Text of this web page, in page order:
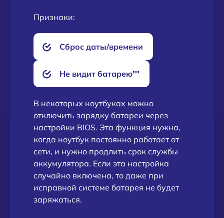
Признаки:
Сброс даты/времени
Не видит батарею""
В некоторых ноутбуках можно
отключить зарядку батареи через
настройки BIOS. Эта функция нужна,
когда ноутбук постоянно работает от
сети, и нужно продлить срок службы
аккумулятора. Если эта настройка
случайно включена, то даже при
исправной системе батарея не будет
заряжаться.